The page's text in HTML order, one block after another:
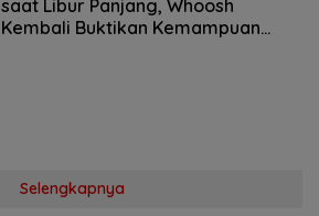
saat Libur Panjang, Whoosh
Kembali Buktikan Kemampuan
Selengkapnya